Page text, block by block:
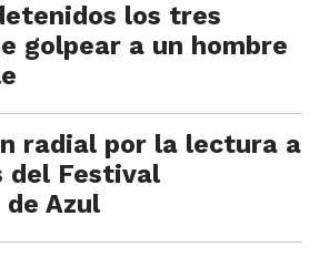
los tres
golpear a un hombre
radial por la lectura a
del Festival
Azul